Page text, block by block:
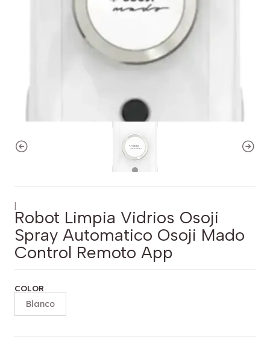
|
Robot Limpia Vidrios Osoji
Spray Automatico Osoji Mado
Control Remoto App
COLOR
Blanco